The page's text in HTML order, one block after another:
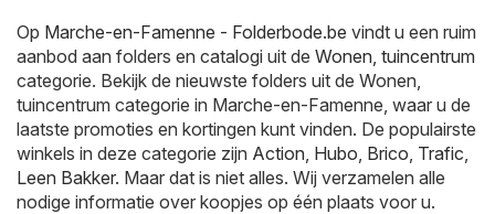
Op Marche-en-Famenne - Folderbode.be vindt u een ruim
aanbod aan folders en catalogi uit de Wonen, tuincentrum
categorie. Bekijk de nieuwste folders uit de Wonen,
tuincentrum categorie in Marche-en-Famenne, waar u de
laatste promoties en kortingen kunt vinden. De populairste
winkels in deze categorie zijn Action Hubo Brico Trafic
Leen Bakker. Maar dat is niet alles. Wij verzamelen alle
nodige informatie over koopjes op één plaats voor u.